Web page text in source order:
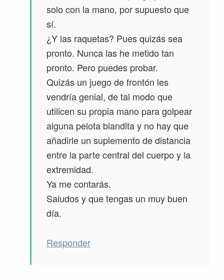
solo con la mano, por supuesto que
sí.
¿Y las raquetas? Pues quizás sea
pronto. Nunca las he metido tan
pronto. Pero puedes probar.
Quizás un juego de frontón les
vendría genial, de tal modo que
utilicen su propia mano para golpear
alguna pelota blandita y no hay que
añadirle un suplemento de distancia
entre la parte central del cuerpo y la
extremidad.
Ya me contarás.
Saludos y que tengas un muy buen
día.
Responder